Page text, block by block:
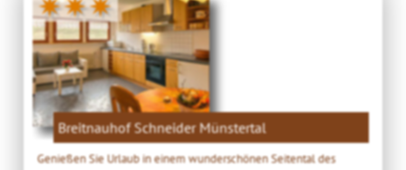
Breitnauhof Schneider Münstertal
Genießen Sie Urlaub in einem wunderschönen Seitental des